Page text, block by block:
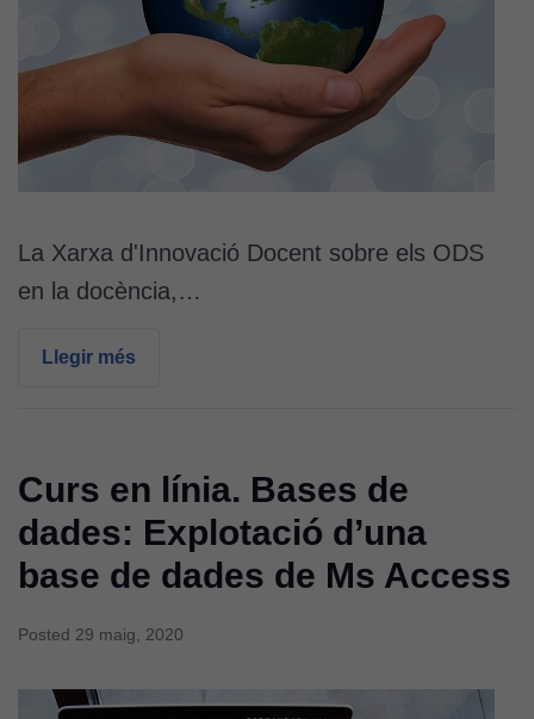
La Xarxa d'Innovació Docent sobre els ODS
en la docència,…
Llegir més
Curs en línia. Bases de
dades: Explotació d’una
base de dades de Ms Access
Posted 29 maig, 2020